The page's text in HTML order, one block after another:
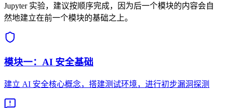
Jupyter 实验，建议按顺序完成，因为后一个模块的内容会自
然地建立在前一个模块的基础之上。
模块一：AI 安全基础
建立 AI 安全核心概念，搭建测试环境，进行初步漏洞探测